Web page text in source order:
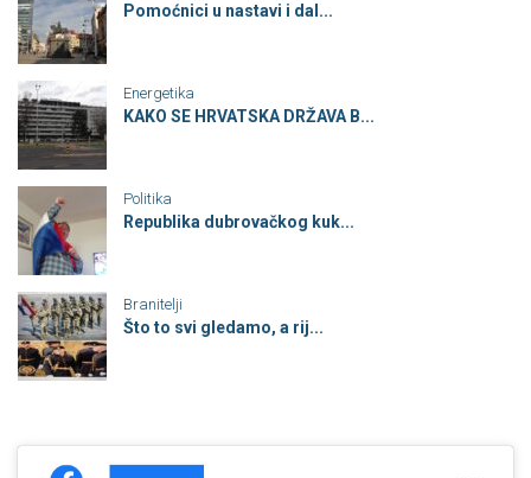
Pomoćnici u nastavi i dal...
Energetika
KAKO SE HRVATSKA DRŽAVA B...
Politika
Republika dubrovačkog kuk...
Branitelji
Što to svi gledamo, a rij...